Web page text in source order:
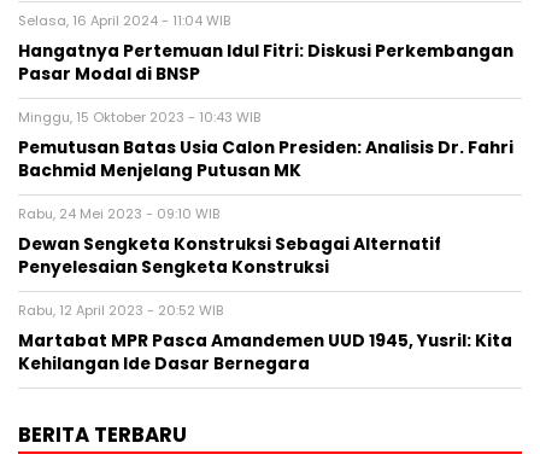
Selasa, 16 April 2024 - 11:04 WIB
Hangatnya Pertemuan Idul Fitri: Diskusi Perkembangan
Pasar Modal di BNSP
Minggu, 15 Oktober 2023 - 10:43 WIB
Pemutusan Batas Usia Calon Presiden: Analisis Dr. Fahri
Bachmid Menjelang Putusan MK
Rabu, 24 Mei 2023 - 09:10 WIB
Dewan Sengketa Konstruksi Sebagai Alternatif
Penyelesaian Sengketa Konstruksi
Rabu, 12 April 2023 - 20:52 WIB
Martabat MPR Pasca Amandemen UUD 1945, Yusril: Kita
Kehilangan Ide Dasar Bernegara
BERITA TERBARU